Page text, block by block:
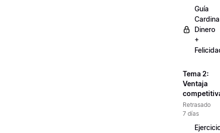
Guía
Dinero
+
Tema 2:
Ventaja
Retrasado
7 días